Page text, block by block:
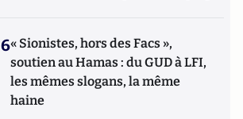
6« Sionistes, hors des Facs »,
soutien au Hamas : du GUD à LFI,
les mêmes slogans, la même
haine